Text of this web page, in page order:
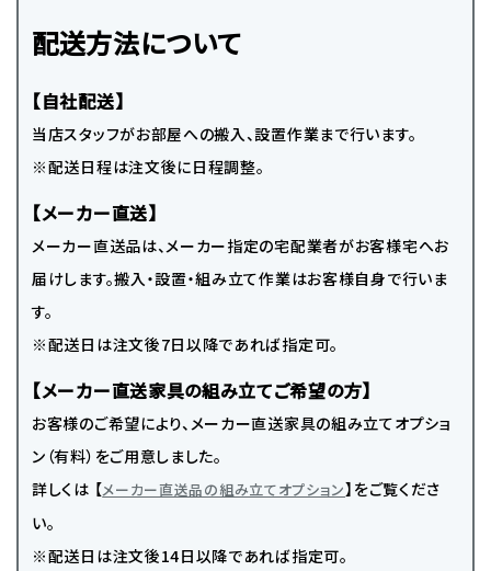
配送方法について
【自社配送】
当店スタッフがお部屋への搬入、設置作業まで行います。
※配送日程は注文後に日程調整。
【メーカー直送】
メーカー直送品は、メーカー指定の宅配業者がお客様宅へお
届けします。搬入・設置・組み立て作業はお客様自身で行いま
す。
※配送日は注文後7日以降であれば指定可。
【メーカー直送家具の組み立てご希望の方】
お客様のご希望により、メーカー直送家具の組み立てオプショ
ン（有料）をご用意しました。
詳しくは 【メーカー直送品の組み立てオプション】をご覧くださ
い。
※配送日は注文後14日以降であれば指定可。